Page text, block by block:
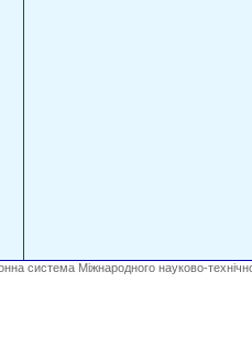
система Міжнародного науково-